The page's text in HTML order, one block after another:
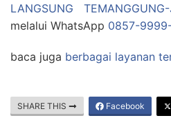
LANGSUNG
melalui WhatsApp 0857-
baca juga berbagai layanan
SHARE THIS Facebook